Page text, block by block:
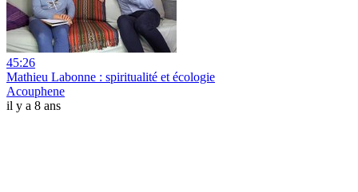
45:26
Mathieu Labonne : spiritualité et écologie
Acouphene
il y a 8 ans